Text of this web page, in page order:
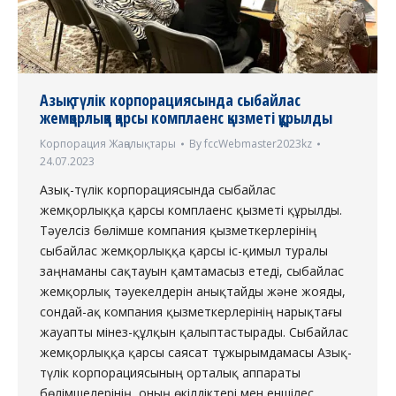
Азық-түлік корпорациясында сыбайлас
жемқорлыққа қарсы комплаенс қызметі құрылды
Корпорация Жаңалықтары ByfccWebmaster2023kz
24.07.2023
Азық-түлік корпорациясында сыбайлас
жемқорлыққа қарсы комплаенс қызметі құрылды.
Тәуелсіз бөлімше компания қызметкерлерінің
сыбайлас жемқорлыққа қарсы іс-қимыл туралы
заңнаманы сақтауын қамтамасыз етеді, сыбайлас
жемқорлық тәуекелдерін анықтайды және жояды,
сондай-ақ компания қызметкерлерінің нарықтағы
жауапты мінез-құлқын қалыптастырады. Сыбайлас
жемқорлыққа қарсы саясат тұжырымдамасы Азық-
түлік корпорациясының орталық аппараты